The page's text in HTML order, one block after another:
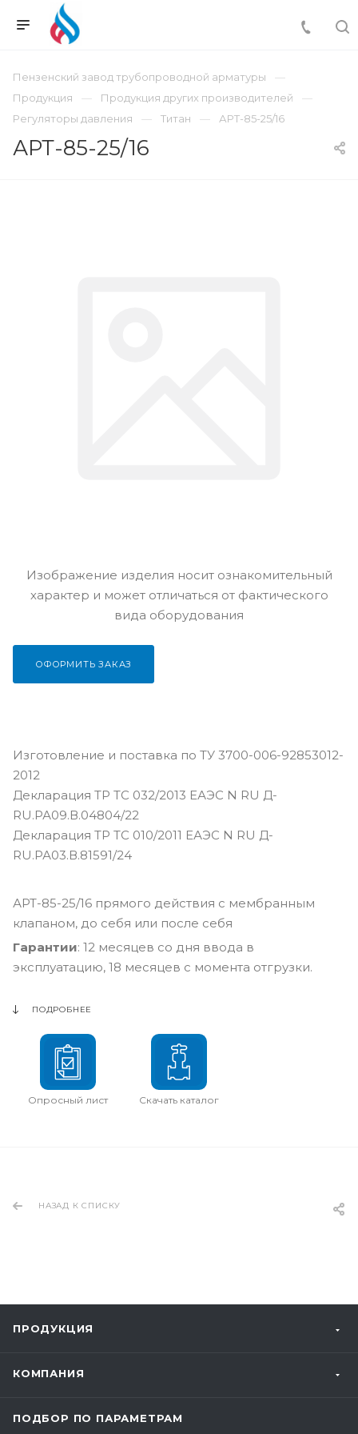
Пензенский завод трубопроводной арматуры
Продукция
Продукция других производителей
Регуляторы давления
Титан АРТ-85-25/16
АРТ-85-25/16
Изготовление и поставка по ТУ 3700-006-92853012-
2012
Декларация ТР ТС 032/2013 ЕАЭС N RU Д-
RU.РА09.В.04804/22
Декларация ТР ТС 010/2011 ЕАЭС N RU Д-
RU.РА03.В.81591/24
АРТ-85-25/16 прямого действия с мембранным
клапаном, до себя или после себя
Гарантии: 12 месяцев со дня ввода в
эксплуатацию, 18 месяцев с момента отгрузки.
ПОДРОБНЕЕ
Опросный лист Скачать каталог
Изображение изделия носит ознакомительный
характер и может отличаться от фактического
вида оборудования
ОФОРМИТЬ ЗАКАЗ
НАЗАД К СПИСКУ
ПРОДУКЦИЯ
КОМПАНИЯ
ПОДБОР ПО ПАРАМЕТРАМ